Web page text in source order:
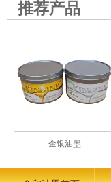
推荐产品
金银油墨